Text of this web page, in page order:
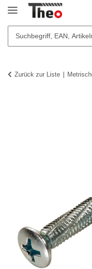
Zurück zur Liste